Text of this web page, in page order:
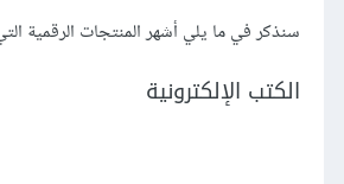
سنذكر في ما يلي أشهر المنتجات الرقمية
الكتب الإلكترونية